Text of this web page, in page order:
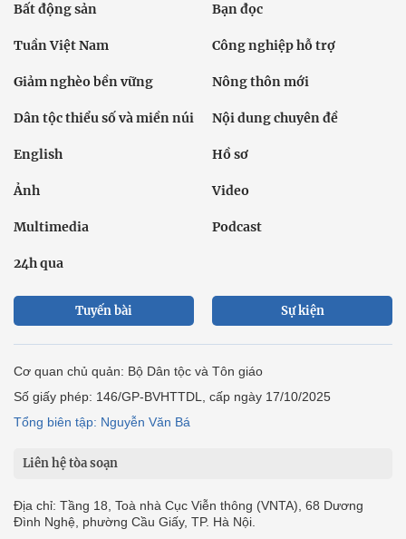
Bất động sản Bạn đọc
Tuần Việt Nam Công nghiệp hỗ trợ
Giảm nghèo bền vững Nông thôn mới
Dân tộc thiểu số và miền núi Nội dung chuyên đề
English Hồ sơ
Ảnh Video
Multimedia Podcast
24h qua
Tuyến bài Sự kiện
Cơ quan chủ quản: Bộ Dân tộc và Tôn giáo
Số giấy phép: 146/GP-BVHTTDL, cấp ngày 17/10/2025
Tổng biên tập: Nguyễn Văn Bá
Liên hệ tòa soạn
Địa chỉ: Tầng 18, Toà nhà Cục Viễn thông (VNTA), 68 Dương
Đình Nghệ, phường Cầu Giấy, TP. Hà Nội.